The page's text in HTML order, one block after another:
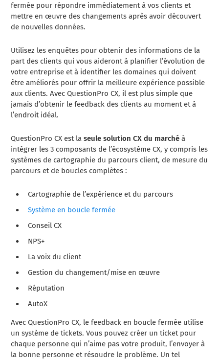
fermée pour répondre immédiatement à vos clients et
mettre en œuvre des changements après avoir découvert
de nouvelles données.
Utilisez les enquêtes pour obtenir des informations de la
part des clients qui vous aideront à planifier l’évolution de
votre entreprise et à identifier les domaines qui doivent
être améliorés pour offrir la meilleure expérience possible
aux clients. Avec QuestionPro CX, il est plus simple que
jamais d’obtenir le feedback des clients au moment et à
l’endroit idéal.
QuestionPro CX est laseule solution CX du marché à
intégrer les 3 composants de l’écosystème CX, y compris les
systèmes de cartographie du parcours client, de mesure du
parcours et de boucles complètes :
Cartographie de l’expérience et du parcours
Système en boucle fermée
Conseil CX
NPS+
La voix du client
Gestion du changement/mise en œuvre
Réputation
AutoX
Avec QuestionPro CX, le feedback en boucle fermée utilise
un système de tickets. Vous pouvez créer un ticket pour
chaque personne qui n’aime pas votre produit, l’envoyer à
la bonne personne et résoudre le problème. Un tel